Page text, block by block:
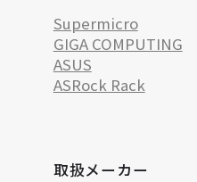
Supermicro
GIGA COMPUTING
ASUS
ASRock Rack
取扱メーカー